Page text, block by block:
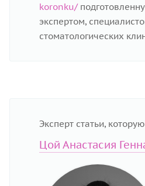
koronku/
экспертом,
стоматологических
Эксперт статьи,
Цой Анастасия